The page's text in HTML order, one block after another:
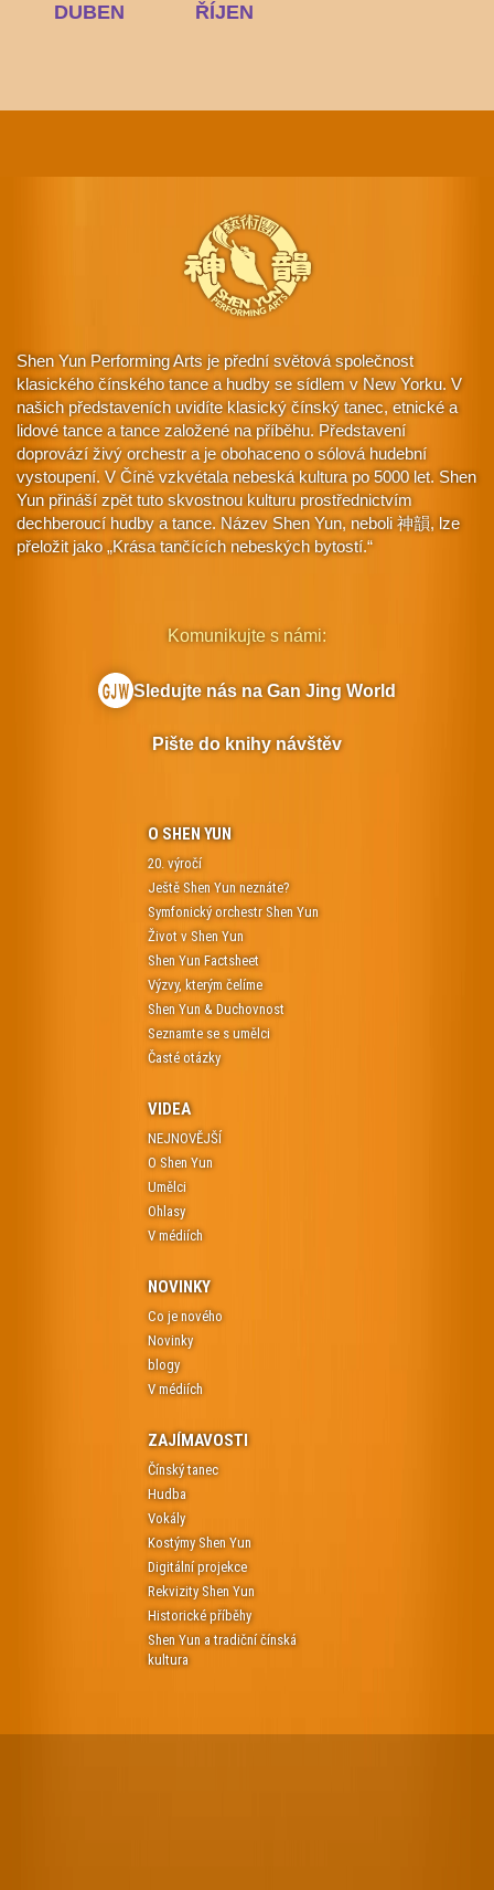
DUBEN
ŘÍJEN
Shen Yun Performing Arts je přední světová společnost
klasického čínského tance a hudby se sídlem v New Yorku. V
našich představeních uvidíte klasický čínský tanec, etnické a
lidové tance a tance založené na příběhu. Představení
doprovází živý orchestr a je obohaceno o sólová hudební
vystoupení. V Číně vzkvétala nebeská kultura po 5000 let. Shen
Yun přináší zpět tuto skvostnou kulturu prostřednictvím
dechberoucí hudby a tance. Název Shen Yun, neboli 神韻, lze
přeložit jako „Krása tančících nebeských bytostí.“
O SHEN YUN
20. výročí
Ještě Shen Yun neznáte?
Symfonický orchestr Shen Yun
Život v Shen Yun
Shen Yun Factsheet
Výzvy, kterým čelíme
Shen Yun & Duchovnost
Seznamte se s umělci
Časté otázky
VIDEA
NEJNOVĚJŠÍ
O Shen Yun
Umělci
Ohlasy
V médiích
NOVINKY
Co je nového
Novinky
blogy
V médiích
ZAJÍMAVOSTI
Čínský tanec
Hudba
Vokály
Kostýmy Shen Yun
Digitální projekce
Rekvizity Shen Yun
Historické příběhy
Shen Yun a tradiční čínská
kultura
Komunikujte s námi:
Sledujte nás na Gan Jing World
Pište do knihy návštěv